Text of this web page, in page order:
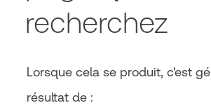
recherchez
Lorsque cela se produit, c'est
résultat de :